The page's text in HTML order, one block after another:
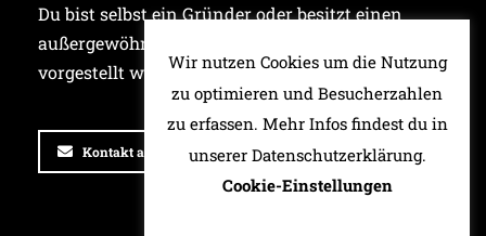
Du bist selbst ein Gründer oder besitzt einen
außergewöhnlichen Laden und möchtest bei uns
vorgestellt werden? Dann schreib uns!
Kontakt aufnehmen
Wir nutzen Cookies um die Nutzung
zu optimieren und Besucherzahlen
zu erfassen. Mehr Infos findest du in
unserer Datenschutzerklärung.
Cookie-Einstellungen